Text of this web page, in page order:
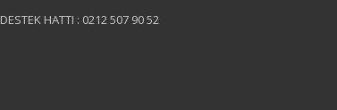
DESTEK HATTI : 0212 507 90 52